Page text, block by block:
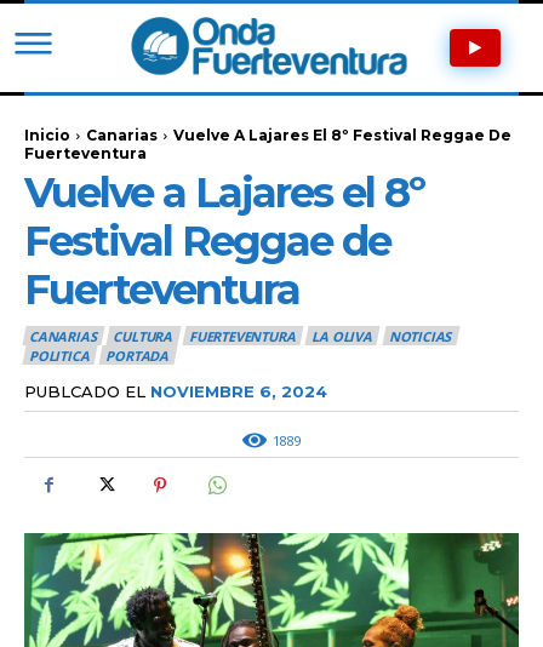
Inicio Canarias
Vuelve A Lajares El 8º Festival Reggae De
Fuerteventura
Vuelve a Lajares el 8º
Festival Reggae de
Fuerteventura
CANARIAS CULTURA FUERTEVENTURA LA OLIVA
NOTICIAS
POLITICA
PORTADA
PUBLCADO EL NOVIEMBRE 6, 2024
1889